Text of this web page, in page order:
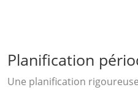
Planification
Une planification